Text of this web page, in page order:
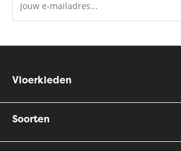
Vloerkleden
Soorten